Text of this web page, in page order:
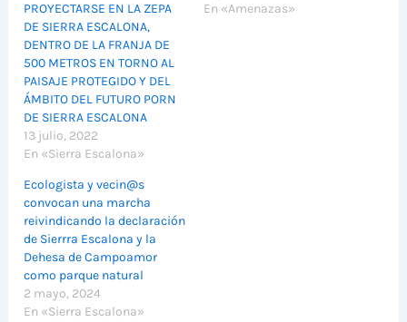
PROYECTARSE EN LA ZEPA
DE SIERRA ESCALONA,
DENTRO DE LA FRANJA DE
500 METROS EN TORNO AL
PAISAJE PROTEGIDO Y DEL
ÁMBITO DEL FUTURO PORN
DE SIERRA ESCALONA
13 julio, 2022
En «Sierra Escalona»
En «Amenazas»
Ecologista y vecin@s
convocan una marcha
reivindicando la declaración
de Sierrra Escalona y la
Dehesa de Campoamor
como parque natural
2 mayo, 2024
En «Sierra Escalona»